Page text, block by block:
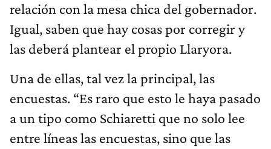
relación con la mesa chica del gobernador.
Igual, saben que hay cosas por corregir y
las deberá plantear el propio Llaryora.
Una de ellas, tal vez la principal, las
encuestas. “Es raro que esto le haya pasado
a un tipo como Schiaretti que no solo lee
entre líneas las encuestas, sino que las